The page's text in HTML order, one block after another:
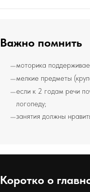
Важно помнить
моторика
мелкие предметы
если к 2 годам речи
логопеду;
занятия должны
Коротко о